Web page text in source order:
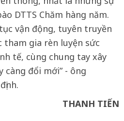
DTTS Chăm hàng năm.
vận động, tuyên truyền
tham gia rèn luyện sức
tế, cùng chung tay xây
càng đổi mới” - ông
THANH TIẾN